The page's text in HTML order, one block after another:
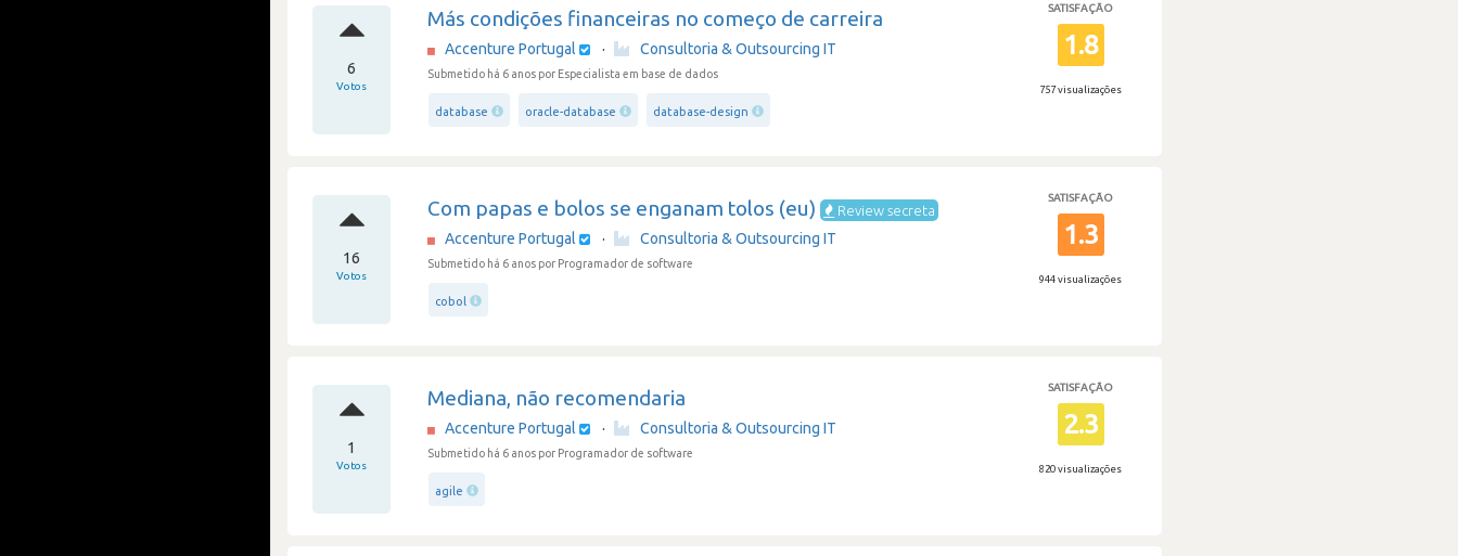
6
Votos
Más condições financeiras no começo de carreira
Accenture Portugal · Consultoria & Outsourcing IT
Submetido há 6 anos por Especialista em base de dados
database oracle-database database-design
SATISFAÇÃO
1.8
757 visualizações
16
Votos
Com papas e bolos se enganam tolos (eu) Review secreta
Accenture Portugal · Consultoria & Outsourcing IT
Submetido há 6 anos por Programador de software
cobol
SATISFAÇÃO
1.3
944 visualizações
1
Votos
Mediana, não recomendaria
Accenture Portugal · Consultoria & Outsourcing IT
Submetido há 6 anos por Programador de software
agile
SATISFAÇÃO
2.3
820 visualizações